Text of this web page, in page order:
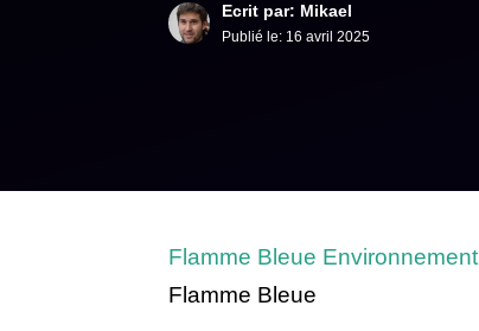
Ecrit par: Mikael
Publié le: 16 avril 2025
Flamme Bleue Environnement
Flamme Bleue